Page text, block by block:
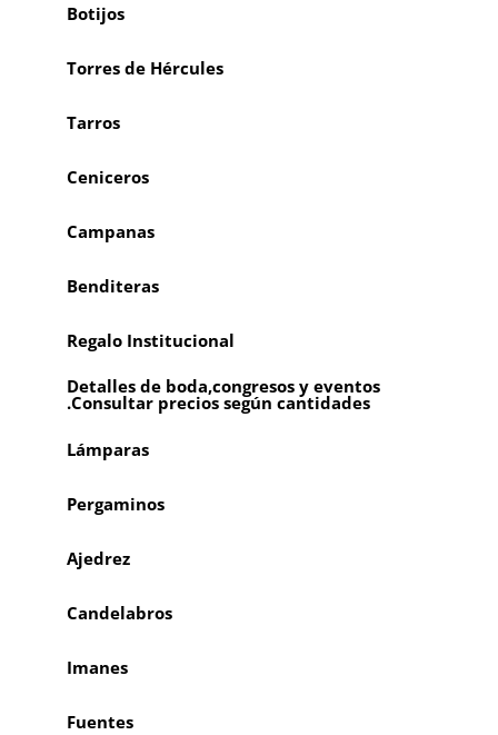
Botijos
Torres de Hércules
Tarros
Ceniceros
Campanas
Benditeras
Regalo Institucional
Detalles de boda,congresos y eventos
.Consultar precios según cantidades
Lámparas
Pergaminos
Ajedrez
Candelabros
Imanes
Fuentes